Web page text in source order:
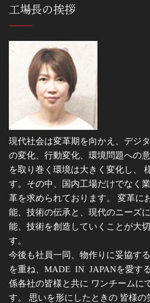
工場長の挨拶
現代社会は変革期を向かえ、デジ
の変化、行動変化、環境問題への
を取り巻く環境は大きく変化し、
す。その中、国内工場だけでなく
革を求められております。 変革に
能、技術の伝承と、現代のニーズ
能、技術を創造していくことが大
す。
今後も社員一同、物作りに妥協す
を重ね、MADE IN JAPANを愛す
係各社の皆様と共に ワンチームに
す。 思いを形にしたときの 皆様の